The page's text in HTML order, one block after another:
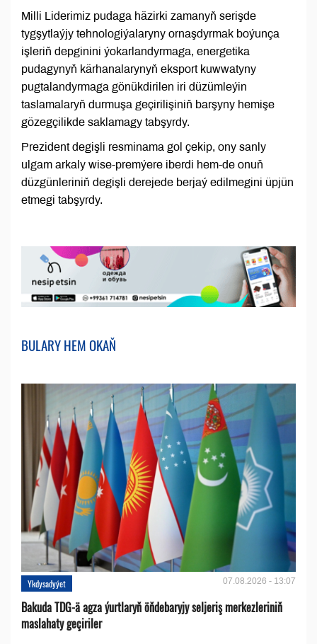
Milli Liderimiz pudaga häzirki zamanyň serişde
tygşytlaýjy tehnologiýalaryny ornaşdyrmak boýunça
işleriň depginini ýokarlandyrmaga, energetika
pudagynyň kärhanalarynyň eksport kuwwatyny
pugtalandyrmaga gönükdirilen iri düzümleýin
taslamalaryň durmuşa geçirilişiniň barşyny hemişe
gözegçilikde saklamagy tabşyrdy.
Prezident degişli resminama gol çekip, ony sanly
ulgam arkaly wise-premýere iberdi hem-de onuň
düzgünleriniň degişli derejede berjaý edilmegini üpjün
etmegi tabşyrdy.
BULARY HEM OKAŇ
Ykdysadyýet 07.08.2026 - 13:07
Bakuda TDG-ä agza ýurtlaryň öňdebaryjy seljeriş merkezleriniň
maslahaty geçiriler